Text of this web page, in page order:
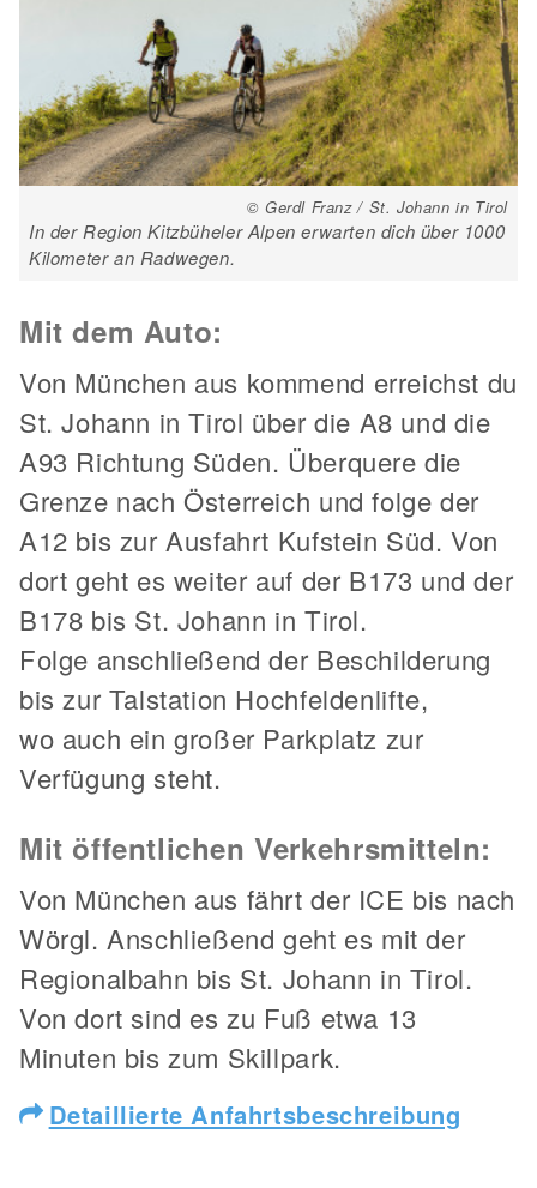
© Gerdl Franz / St. Johann in Tirol
In der Region Kitzbüheler Alpen erwarten dich über 1000
Kilometer an Radwegen.
Mit dem Auto:
Von München aus kommend erreichst du
St. Johann in Tirol über die A8 und die
A93 Richtung Süden. Überquere die
Grenze nach Österreich und folge der
A12 bis zur Ausfahrt Kufstein Süd. Von
dort geht es weiter auf der B173 und der
B178 bis St. Johann in Tirol.
Folge anschließend der Beschilderung
bis zur Talstation Hochfeldenlifte,
wo auch ein großer Parkplatz zur
Verfügung steht.
Mit öffentlichen Verkehrsmitteln:
Von München aus fährt der ICE bis nach
Wörgl. Anschließend geht es mit der
Regionalbahn bis St. Johann in Tirol.
Von dort sind es zu Fuß etwa 13
Minuten bis zum Skillpark.
Detaillierte Anfahrtsbeschreibung